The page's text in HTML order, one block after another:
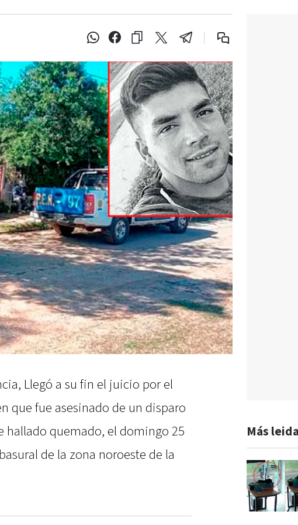
Llegó a su fin el juicio por el
que fue asesinado de un disparo
hallado quemado, el domingo 25
de la zona noroeste de la
Más